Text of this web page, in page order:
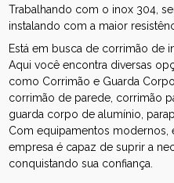
Trabalhando com o inox 304,
instalando com a maior
Está em busca de corrimão de
Aqui você encontra diversas
como Corrimão e Guarda
corrimão de parede, corrimão
guarda corpo de alumínio,
Com equipamentos modernos,
empresa é capaz de suprir a
conquistando sua confiança.